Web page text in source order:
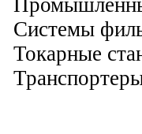
Системы
Токарные